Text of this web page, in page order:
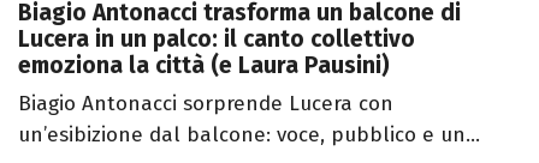
Biagio Antonacci trasforma un balcone di
Lucera in un palco: il canto collettivo
emoziona la città (e Laura Pausini)
Biagio Antonacci sorprende Lucera con
un’esibizione dal balcone: voce, pubblico e un...